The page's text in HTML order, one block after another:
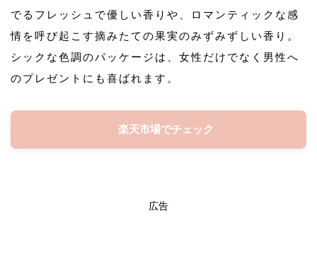
でるフレッシュで優しい香りや、ロマンティックな感
情を呼び起こす摘みたての果実のみずみずしい香り。
シックな色調のパッケージは、女性だけでなく男性へ
のプレゼントにも喜ばれます。
楽天市場でチェック
広告